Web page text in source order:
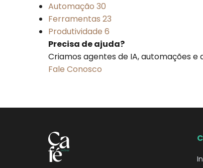
Automação 30
Ferramentas 23
Produtividade 6
Precisa de ajuda?
Criamos agentes de IA, automações e
Fale Conosco